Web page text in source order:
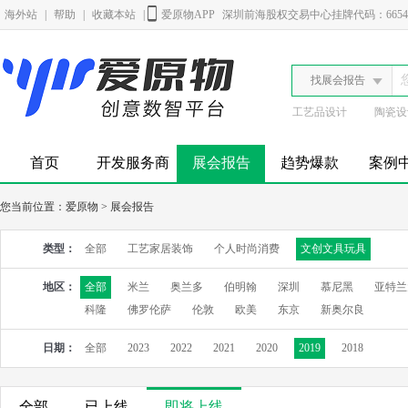
海外站 帮助 收藏本站 爱原物APP 深圳前海股权交易中心挂牌代码：
找展会报告
工艺品设计 陶瓷
首页 开发服务商 展会报告 趋势爆款 案例
您当前位置： 爱原物 > 展会报告
类型： 全部 工艺家居装饰 个人时尚消费 文创文具玩具
地区： 全部 米兰 奥兰多 伯明翰 深圳 慕尼黑
亚特
科隆
佛罗伦萨 伦敦 欧美 东京 新奥尔良
日期： 全部 2023 2022 2021 2020 2019 2018